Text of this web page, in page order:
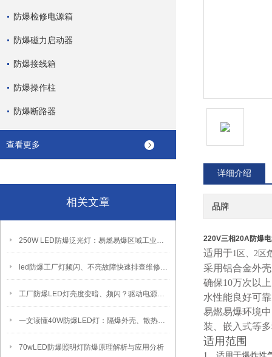
防爆检修电源箱
防爆磁力启动器
防爆接线箱
防爆操作柱
防爆断路器
查看更多
相关文章
250W LED防爆泛光灯：易燃易爆区域工业固定照明装置
led防爆工厂灯频闪、不亮故障快速排查维修方法
工厂防爆LED灯亮度变暗、频闪？驱动电源故障检修方法
一文读懂40W防爆LED灯：隔爆外壳、散热、防爆认证原理
70wLED防爆照明灯防爆原理解析与应用分析
详细介绍
品牌
220V三相20A防爆
适用于1区、2区
采用铝合金外
确保10万次以
水性能良好可靠
易燃易爆环境
装、嵌入式等
适用范围